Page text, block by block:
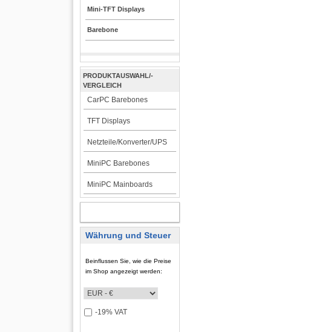
Mini-TFT Displays
Barebone
PRODUKTAUSWAHL/-
VERGLEICH
CarPC Barebones
TFT Displays
Netzteile/Konverter/UPS
MiniPC Barebones
MiniPC Mainboards
Währung und Steuer
Beinflussen Sie, wie die Preise
im Shop angezeigt werden:
-19% VAT